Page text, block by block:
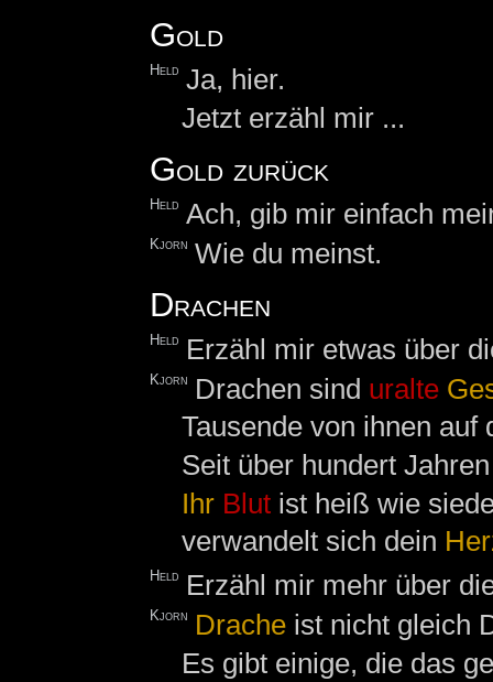
Gold
Held Ja, hier.
Jetzt erzähl mir ...
Gold zurück
Held Ach, gib mir einfach
Kjorn Wie du meinst.
Drachen
Held Erzähl mir etwas über
Kjorn Drachen sind uralte
Tausende von ihnen
Seit über hundert
Ihr Blutist heiß wie
verwandelt sich dein
Held Erzähl mir mehr über
Kjorn Drache ist nicht gleich
Es gibt einige, die das